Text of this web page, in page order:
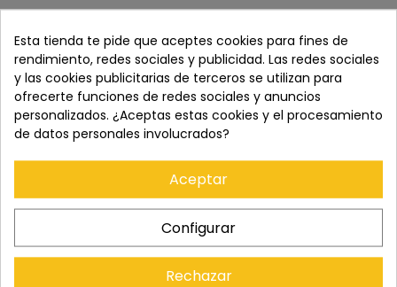
DESCRIPCIÓN
Este kit de inicio Action X30 V2 de Shimoda Designs incluye
una mochila Action X30, una unidad central mediana sin
espejo, un soporte para casco y una funda para la lluvia. La
mochila ofrece a los fotógrafos una solución de transporte
compacta y duradera que permite un acceso rápido al
equipo. La unidad central interna es un inserto divisor que
puede acomodar la mayoría de las cámaras sin espejo de 11
cm sin agarre. Dos fundas acolchadas sostienen y protegen
computadoras portátiles o tabletas de hasta 14". El acceso
superior enrollable le permite ampliar o comprimir el
Esta tienda te pide que aceptes cookies para fines de
rendimiento, redes sociales y publicidad. Las redes sociales
y las cookies publicitarias de terceros se utilizan para
ofrecerte funciones de redes sociales y anuncios
personalizados. ¿Aceptas estas cookies y el procesamiento
de datos personales involucrados?
Aceptar
Configurar
Rechazar